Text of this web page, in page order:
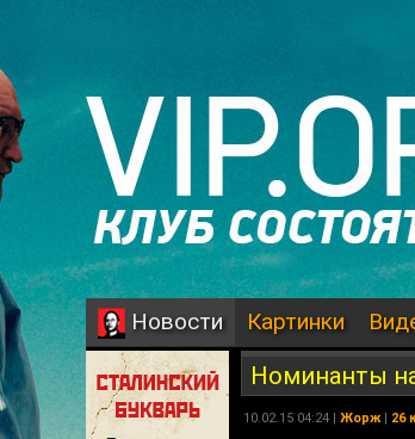
Новости Картинки
Номинанты
10.02.15 04:24 | Жорж| 26